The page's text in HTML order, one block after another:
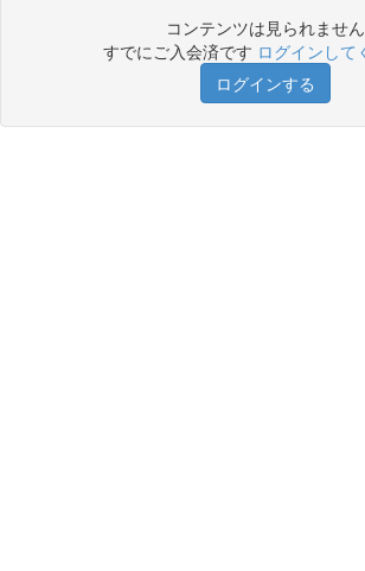
コンテンツは見られません
すでにご入会済です ログインして
ログインする